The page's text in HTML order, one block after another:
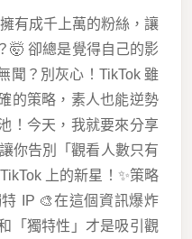
有成千上萬的粉絲，讓
🤯 卻總是覺得自己的影
聞？別灰心！TikTok 雖
的策略，素人也能逆勢
！今天，我就要來分享
你告別「觀看人數只有
上的新星！✨策略
IP 🎨在這個資訊爆炸
「獨特性」才是吸引觀